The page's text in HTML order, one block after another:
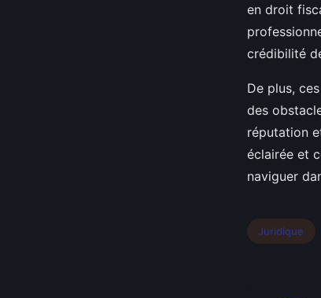
en droit
crédibilité
De plus,
des
réputation
éclairée et
naviguer
Juridique